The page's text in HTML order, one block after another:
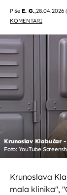
Piše E. G.,28.04.2026
KOMENTARI
Krunoslav Klabučar -
Foto: YouTube
Krunoslava
mala klinika",